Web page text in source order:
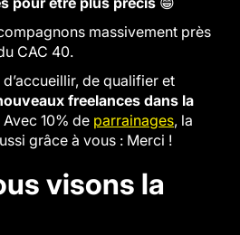
massivement près
CAC 40.
de qualifier et
freelances dans la
Avec 10% de parrainages, la
grâce à vous : Merci !
visons la